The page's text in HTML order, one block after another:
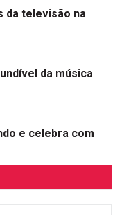
da televisão na
da música
e celebra com